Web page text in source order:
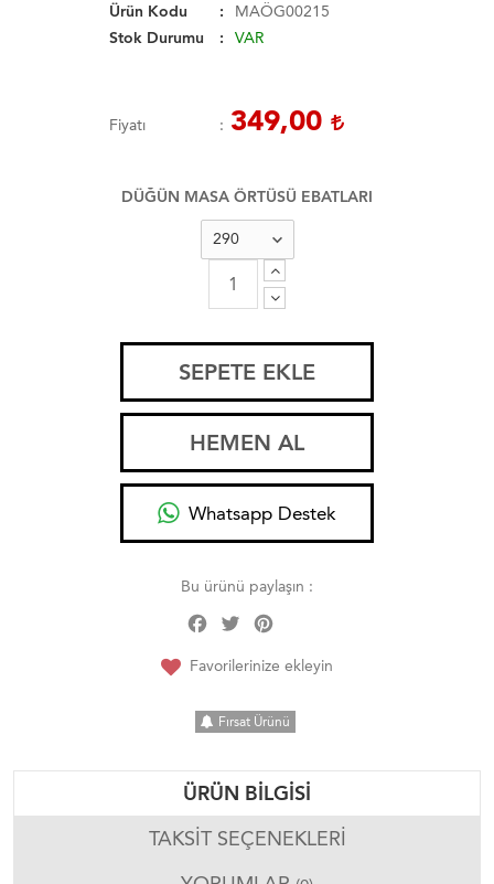
Ürün Kodu
MAÖG00215
Stok Durumu
VAR
Fiyatı 349,00
DÜĞÜN MASA ÖRTÜSÜ EBATLARI
SEPETE EKLE
HEMEN AL
Whatsapp Destek
Bu ürünü paylaşın :
Facebook
Twitter
Favorilerinize ekleyin
Fırsat Ürünü
ÜRÜN BILGISI
TAKSIT SEÇENEKLERI